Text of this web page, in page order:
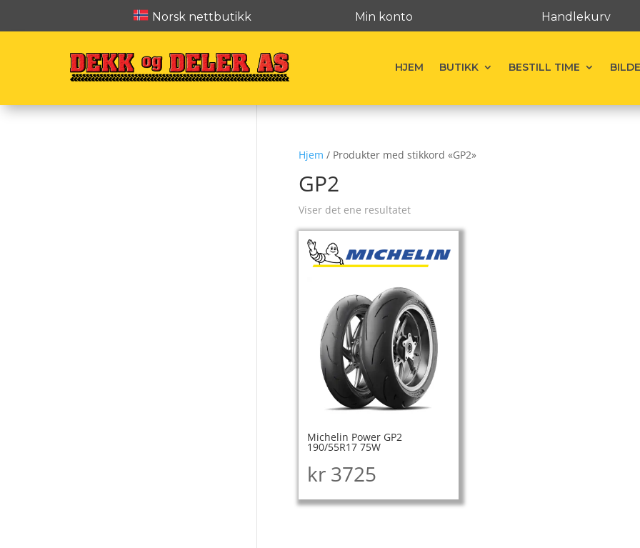
Norsk nettbutikk Min konto Handlekurv
HJEM BUTIKK BESTILL TIME
Hjem / Produkter med stikkord «GP2»
GP2
Viser det ene resultatet
Michelin Power GP2
190/55R17 75W
kr3725